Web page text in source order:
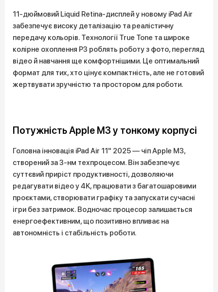
11-дюймовий Liquid Retina-дисплей у новому iPad Air
забезпечує високу деталізацію та реалістичну
передачу кольорів. Технології True Tone та широке
колірне охоплення P3 роблять роботу з фото, перегляд
відео й навчання ще комфортнішими. Це оптимальний
формат для тих, хто цінує компактність, але не готовий
жертвувати зручністю та простором для роботи.
Потужність Apple M3 у тонкому корпусі
Головна інновація iPad Air 11" 2025 — чіп Apple M3,
створений за 3-нм техпроцесом. Він забезпечує
суттєвий приріст продуктивності, дозволяючи
редагувати відео у 4K, працювати з багатошаровими
проєктами, створювати графіку та запускати сучасні
ігри без затримок. Водночас процесор залишається
енергоефективним, що позитивно впливає на
автономність і стабільність роботи.